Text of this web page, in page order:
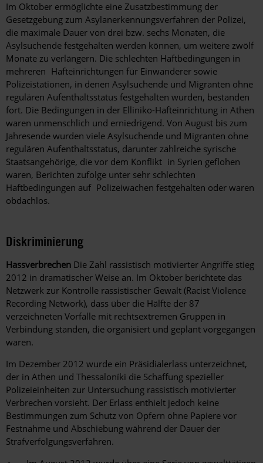
Im Oktober ermöglichte eine Zusatzbestimmung der
Gesetzgebung zum Asylanerkennungsverfahren der Polizei,
die maximale Dauer von drei bzw. sechs Monaten, die
Asylsuchende festgehalten werden können, um weitere zwölf
Monate zu verlängern. Die schlechten Haftbedingungen in
mehreren Hafteinrichtungen für Einwanderer sowie
Polizeistationen, in denen Asylsuchende und Migranten ohne
regulären Aufenthaltsstatus festgehalten wurden, bestanden
fort. Die Bedingungen in der Elliniko-Hafteinrichtung in Athen
waren unmenschlich und erniedrigend. Von August bis zum
Jahresende wurden viele Asylsuchende und Migranten ohne
regulären Aufenthaltsstatus, darunter zahlreiche syrische
Staatsangehörige, die vor dem Konflikt in Syrien geflohen
waren, Berichten zufolge unter sehr schlechten
Haftbedingungen auf Polizeiwachen festgehalten oder waren
obdachlos.
Diskriminierung
Hassverbrechen Die Zahl rassistisch motivierter Angriffe stieg
2012 in dramatischer Weise an. Im Oktober berichtete das
Netzwerk zur Kontrolle rassistischer Gewalt (Racist Violence
Recording Network), dass über die Hälfte der 87
verzeichneten Vorfälle mit rechtsextremen Gruppen in
Verbindung standen, die organisiert und geplant vorgegangen
waren.
Im Dezember 2012 wurde ein Präsidialerlass unterzeichnet,
der in Athen und Thessaloníki die Schaffung spezieller
Polizeieinheiten zur Untersuchung rassistisch motivierter
Verbrechen vorsieht. Der Erlass enthielt jedoch keine
Bestimmungen zum Schutz von Opfern ohne Papiere vor
Festnahme und Abschiebung während der Dauer der
Strafverfolgungsverfahren.